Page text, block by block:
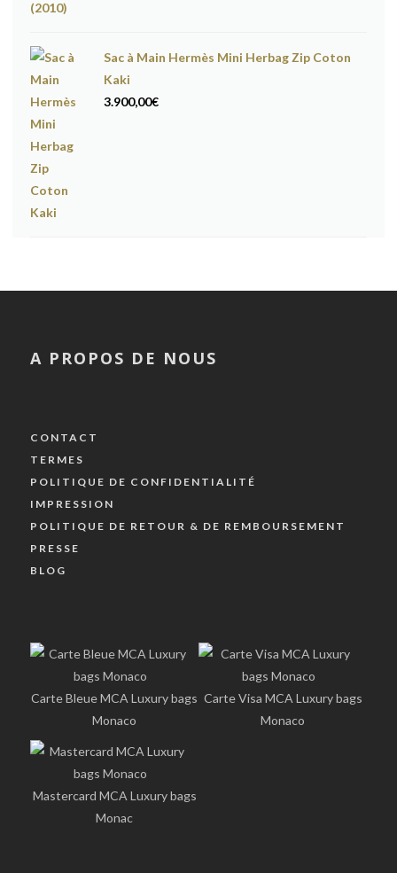
Sac à Main Hermès Mini Herbag Zip Coton
Kaki
3.900,00€
A PROPOS DE NOUS
CONTACT
TERMES
POLITIQUE DE CONFIDENTIALITÉ
IMPRESSION
POLITIQUE DE RETOUR & DE REMBOURSEMENT
PRESSE
BLOG
Carte Bleue MCA Luxury bags
Monaco
Carte Visa MCA Luxury bags
Monaco
Mastercard MCA Luxury bags
Monac